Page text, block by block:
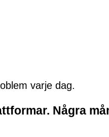
varje dag.
Några